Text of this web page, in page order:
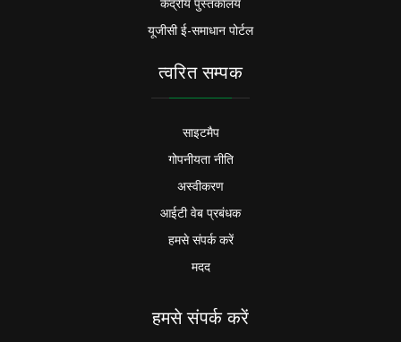
यूजीसी ई-समाधान पोर्टल
त्वरित सम्पक
साइटमैप
गोपनीयता नीति
अस्वीकरण
आईटी वेब प्रबंधक
हमसे संपर्क करें
मदद
हमसे संपर्क करें